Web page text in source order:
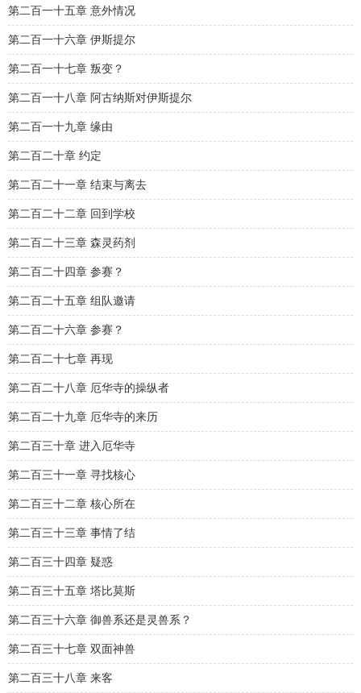
第二百一十五章 意外情况
第二百一十六章 伊斯提尔
第二百一十七章 叛变？
第二百一十八章 阿古纳斯对伊斯提尔
第二百一十九章 缘由
第二百二十章 约定
第二百二十一章 结束与离去
第二百二十二章 回到学校
第二百二十三章 森灵药剂
第二百二十四章 参赛？
第二百二十五章 组队邀请
第二百二十六章 参赛？
第二百二十七章 再现
第二百二十八章 厄华寺的操纵者
第二百二十九章 厄华寺的来历
第二百三十章 进入厄华寺
第二百三十一章 寻找核心
第二百三十二章 核心所在
第二百三十三章 事情了结
第二百三十四章 疑惑
第二百三十五章 塔比莫斯
第二百三十六章 御兽系还是灵兽系？
第二百三十七章 双面神兽
第二百三十八章 来客